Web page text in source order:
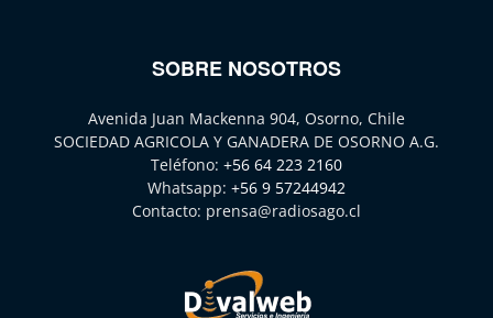
SOBRE NOSOTROS
Avenida Juan Mackenna 904, Osorno, Chile
SOCIEDAD AGRICOLA Y GANADERA DE OSORNO A.G.
Teléfono: +56 64 223 2160
Whatsapp: +56 9 57244942
Contacto: prensa@radiosago.cl